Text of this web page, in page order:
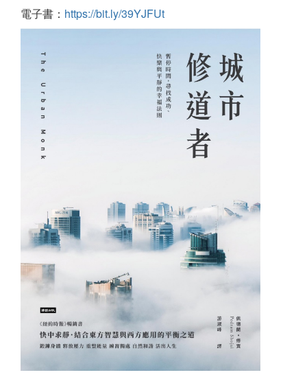
電子書： https://bit.ly/39YJFUt